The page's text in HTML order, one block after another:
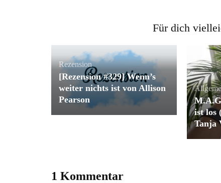
Für dich
Rezension
[Rezension #329] Wenn’s
weiter nichts ist von Allison
Pearson
ist los
Tanja
1 Kommentar